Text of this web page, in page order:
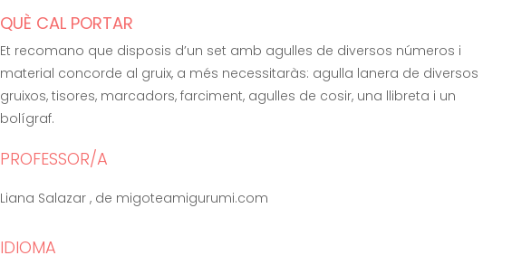
QUÈ CAL PORTAR
Et recomano que disposis d’un set amb agulles de diversos números i
material concorde al gruix, a més necessitaràs: agulla lanera de diversos
gruixos, tisores, marcadors, farciment, agulles de cosir, una llibreta i un
bolígraf.
PROFESSOR/A
Liana Salazar , de migoteamigurumi.com
IDIOMA